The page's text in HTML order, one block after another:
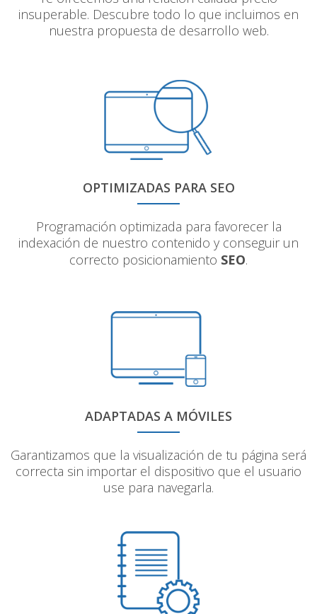
insuperable. Descubre todo lo que incluimos en
nuestra propuesta de desarrollo web.
OPTIMIZADAS PARA SEO
Programación optimizada para favorecer la
indexación de nuestro contenido y conseguir un
correcto posicionamiento SEO.
ADAPTADAS A MÓVILES
Garantizamos que la visualización de tu página será
correcta sin importar el dispositivo que el usuario
use para navegarla.